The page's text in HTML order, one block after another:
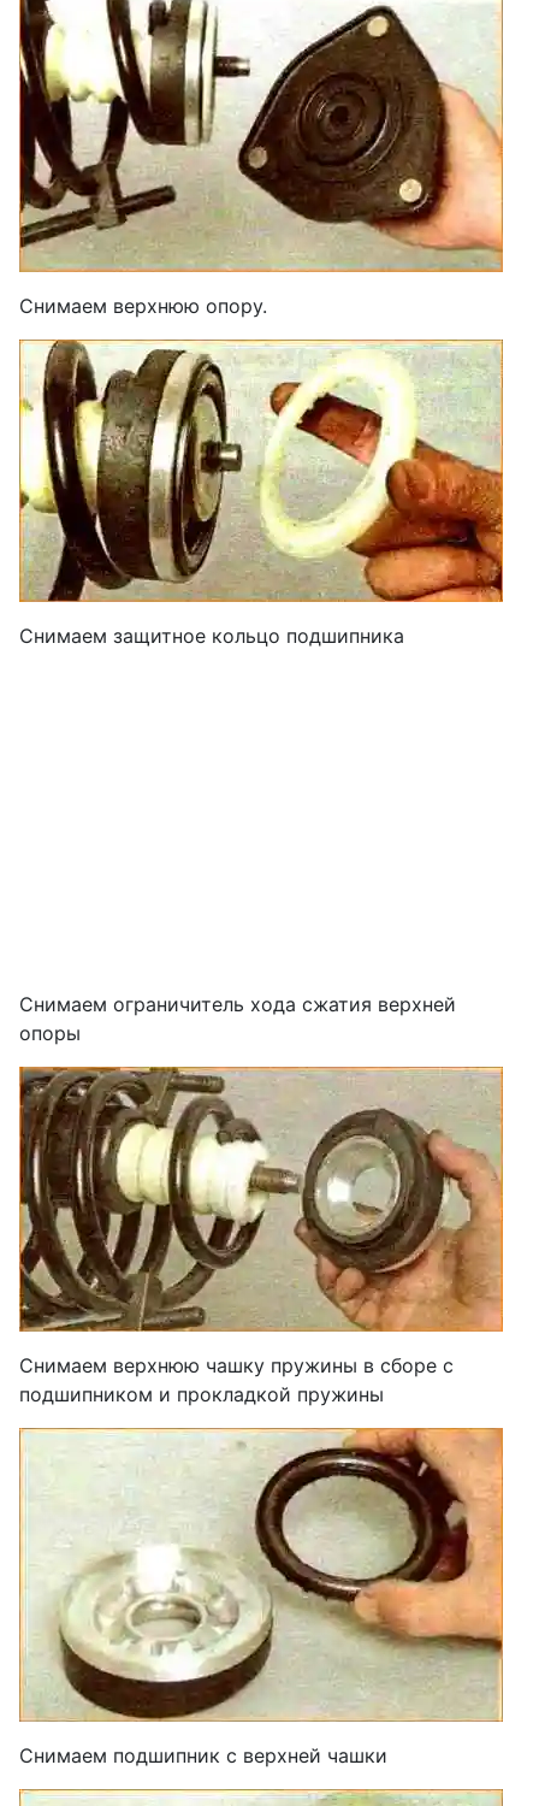
Снимаем верхнюю опору.
Снимаем защитное кольцо подшипника
Снимаем ограничитель хода сжатия верхней
опоры
Снимаем верхнюю чашку пружины в сборе с
подшипником и прокладкой пружины
Снимаем подшипник с верхней чашки